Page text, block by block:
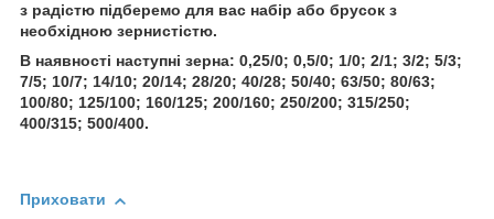
з радістю підберемо для вас набір або брусок з
необхідною зернистістю.
В наявності наступні зерна: 0,25/0; 0,5/0; 1/0; 2/1; 3/2; 5/3;
7/5; 10/7; 14/10; 20/14; 28/20; 40/28; 50/40; 63/50; 80/63;
100/80; 125/100; 160/125; 200/160; 250/200; 315/250;
400/315; 500/400.
Приховати